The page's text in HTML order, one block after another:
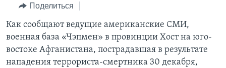
навигации
Перейти
поиск
НОВОСТИ ЗА МИНУТУ
ИТОГИ
ПОЧЕМУ ЭТО ВАЖНО?
ДИСКУССИЯ VOA
УЧИМ АНГЛИЙСКИЙ
НАША АМЕРИКАНСКАЯ ИСТОРИЯ
А КАК В АМЕРИКЕ?
АРТЕФАКТЫ
ЭКСПЕРТИЗА
ИНТЕРВЬЮ
ФАКТЫ ПРОТИВ ФЕЙКОВ
ЗА СВОБОДУ ПРЕССЫ
Поделиться
Как сообщают ведущие американские СМИ,
военная база «Чэпмен» в провинции Хост на юго-
востоке Афганистана, пострадавшая в результате
нападения террориста-смертника 30 декабря,